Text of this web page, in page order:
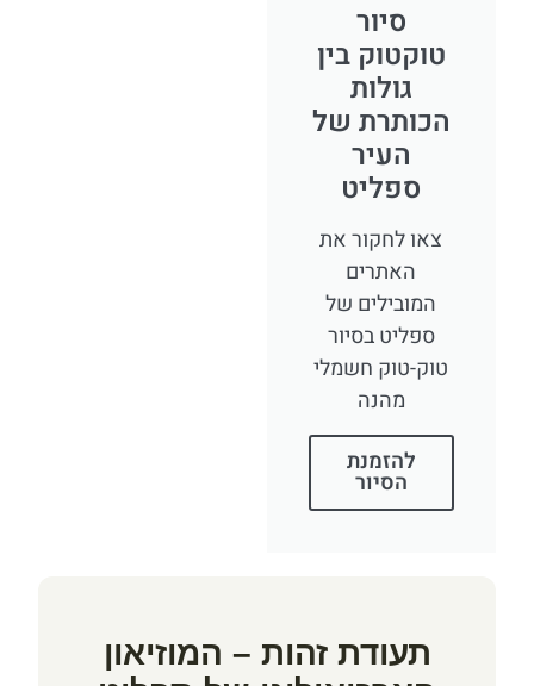
סיור
טוקטוק בין
גולות
הכותרת של
העיר
ספליט
צאו לחקור את
האתרים
המובילים של
ספליט בסיור
טוק-טוק חשמלי
מהנה
להזמנת
הסיור
תעודת זהות – המוזיאון